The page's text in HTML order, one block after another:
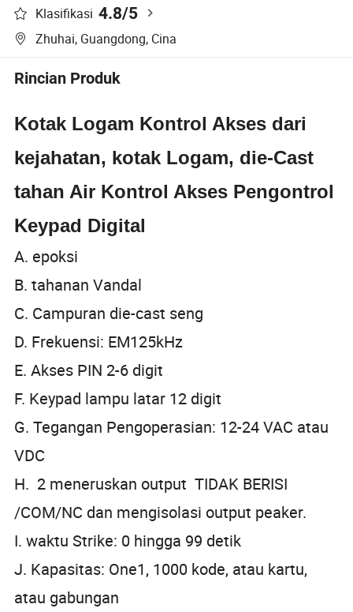
Klasifikasi 4.8/5
Zhuhai, Guangdong, Cina
Rincian Produk
Kotak Logam Kontrol Akses dari
kejahatan, kotak Logam, die-Cast
tahan Air Kontrol Akses Pengontrol
Keypad Digital
A. epoksi
B. tahanan Vandal
C. Campuran die-cast seng
D. Frekuensi: EM125kHz
E. Akses PIN 2-6 digit
F. Keypad lampu latar 12 digit
G. Tegangan Pengoperasian: 12-24 VAC atau
VDC
H. 2 meneruskan output TIDAK BERISI
/COM/NC dan mengisolasi output peaker.
I. waktu Strike: 0 hingga 99 detik
J. Kapasitas: One1, 1000 kode, atau kartu,
atau gabungan